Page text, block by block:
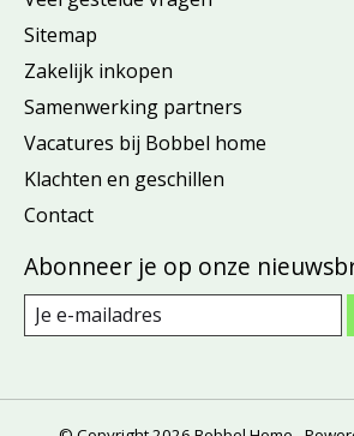
Sitemap
Zakelijk inkopen
Samenwerking partners
Vacatures bij Bobbel home
Klachten en geschillen
Contact
Abonneer je op onze